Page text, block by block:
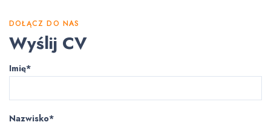
DOŁĄCZ DO NAS
Wyślij CV
Imię*
Nazwisko*